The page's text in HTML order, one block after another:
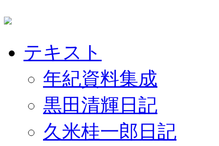
テキスト
年紀資料集成
黒田清輝日記
久米桂一郎日記